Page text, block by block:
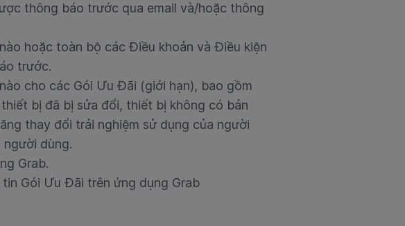
thông báo trước qua email và/hoặc thông
hoặc toàn bộ các Điều khoản và Điều kiện
trước.
cho các Gói Ưu Đãi (giới hạn), bao gồm
bị đã bị sửa đổi, thiết bị không có bản
thay đổi trải nghiệm sử dụng của người
dùng.
Grab.
Gói Ưu Đãi trên ứng dụng Grab